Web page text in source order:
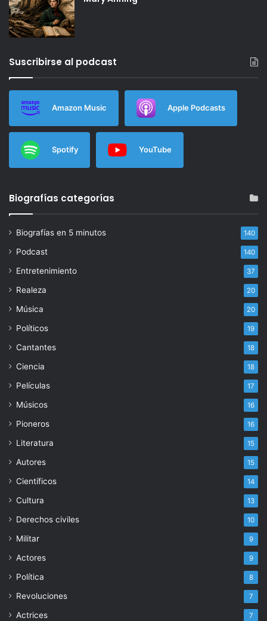
Suscribirse al podcast
Amazon Music Apple Podcasts
Spotify YouTube
Biografías categorías
Biografías en 5 minutos 140
Podcast 140
Entretenimiento 37
Realeza 20
Música 20
Políticos 19
Cantantes 18
Ciencia 18
Películas 17
Músicos 16
Pioneros 16
Literatura 15
Autores 15
Científicos 14
Cultura 13
Derechos civiles 10
Militar 9
Actores 9
Política 8
Revoluciones 7
Actrices 7